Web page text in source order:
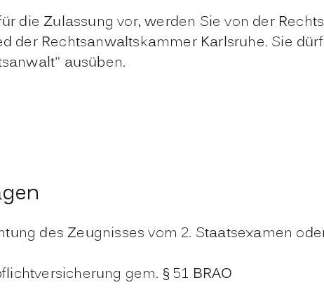
die Zulassung vor, werden Sie von der
der Rechtsanwaltskammer Karlsruhe. Sie
ausüben.
des Zeugnisses vom 2. Staatsexamen
gem. § 51 BRAO